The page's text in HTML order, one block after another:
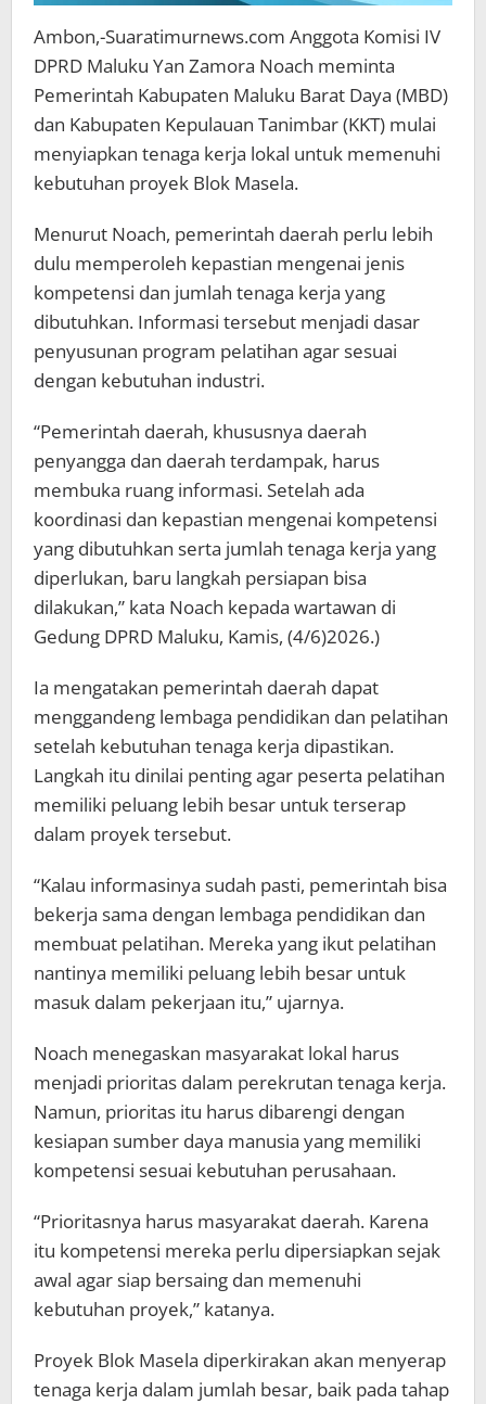
Ambon,-Suaratimurnews.com Anggota Komisi IV
DPRD Maluku Yan Zamora Noach meminta
Pemerintah Kabupaten Maluku Barat Daya (MBD)
dan Kabupaten Kepulauan Tanimbar (KKT) mulai
menyiapkan tenaga kerja lokal untuk memenuhi
kebutuhan proyek Blok Masela.
Menurut Noach, pemerintah daerah perlu lebih
dulu memperoleh kepastian mengenai jenis
kompetensi dan jumlah tenaga kerja yang
dibutuhkan. Informasi tersebut menjadi dasar
penyusunan program pelatihan agar sesuai
dengan kebutuhan industri.
“Pemerintah daerah, khususnya daerah
penyangga dan daerah terdampak, harus
membuka ruang informasi. Setelah ada
koordinasi dan kepastian mengenai kompetensi
yang dibutuhkan serta jumlah tenaga kerja yang
diperlukan, baru langkah persiapan bisa
dilakukan,” kata Noach kepada wartawan di
Gedung DPRD Maluku, Kamis, (4/6)2026.)
Ia mengatakan pemerintah daerah dapat
menggandeng lembaga pendidikan dan pelatihan
setelah kebutuhan tenaga kerja dipastikan.
Langkah itu dinilai penting agar peserta pelatihan
memiliki peluang lebih besar untuk terserap
dalam proyek tersebut.
“Kalau informasinya sudah pasti, pemerintah bisa
bekerja sama dengan lembaga pendidikan dan
membuat pelatihan. Mereka yang ikut pelatihan
nantinya memiliki peluang lebih besar untuk
masuk dalam pekerjaan itu,” ujarnya.
Noach menegaskan masyarakat lokal harus
menjadi prioritas dalam perekrutan tenaga kerja.
Namun, prioritas itu harus dibarengi dengan
kesiapan sumber daya manusia yang memiliki
kompetensi sesuai kebutuhan perusahaan.
“Prioritasnya harus masyarakat daerah. Karena
itu kompetensi mereka perlu dipersiapkan sejak
awal agar siap bersaing dan memenuhi
kebutuhan proyek,” katanya.
Proyek Blok Masela diperkirakan akan menyerap
tenaga kerja dalam jumlah besar, baik pada tahap